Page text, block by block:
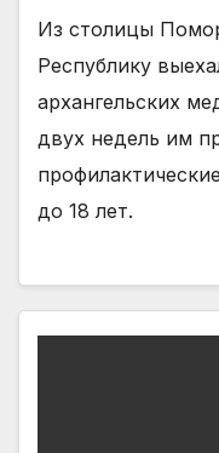
Из столицы
Республику
архангельских
двух недель им
до 18 лет.